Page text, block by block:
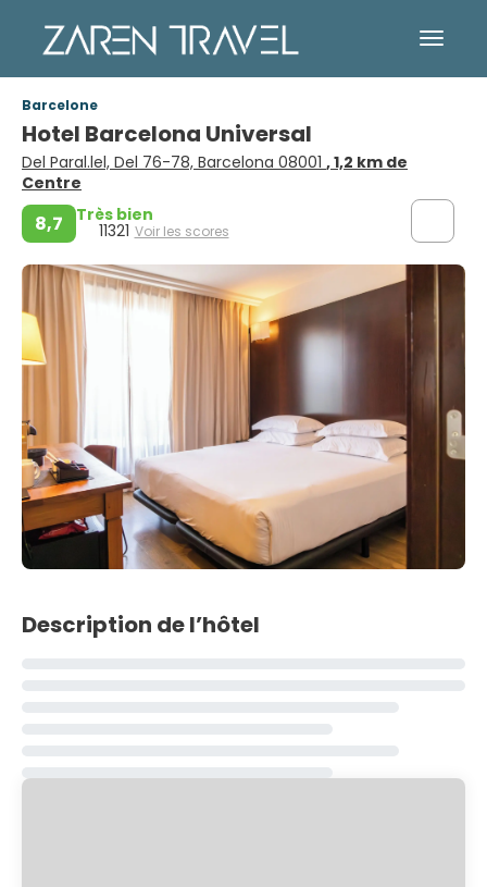
Barcelone
Hotel Barcelona Universal
Del Paral.lel, Del 76-78, Barcelona 08001 , 1,2 km de
Centre
8,7 Très bien
11321 Voir les scores
Description de l’hôtel